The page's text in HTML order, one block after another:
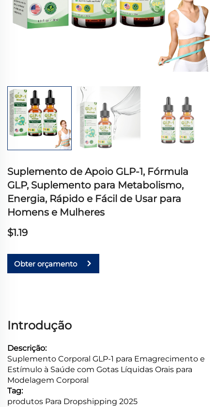
Suplemento de Apoio GLP-1, Fórmula
GLP, Suplemento para Metabolismo,
Energia, Rápido e Fácil de Usar para
Homens e Mulheres
$1.19
Obter orçamento
Introdução
Descrição:
Suplemento Corporal GLP-1 para Emagrecimento e
Estímulo à Saúde com Gotas Líquidas Orais para
Modelagem Corporal
Tag:
produtos Para Dropshipping 2025